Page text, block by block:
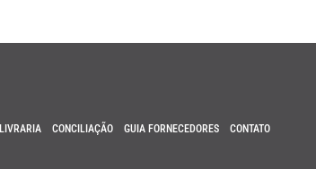
LIVRARIA CONCILIAÇÃO GUIA FORNECEDORES CONTATO